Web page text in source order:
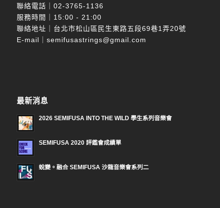
聯絡電話｜ 02-3765-1136
服務時間｜15:00 - 21:00
聯絡地址｜台北市松山區民生東路五段69巷1弄20號
E-mail｜ semifusastrings@gmail.com
最新消息
2026 SEMIFUSA INTO THE WILD 學生系列音樂會
SEMIFUSA 2020 評鑑會成績單
蛻變。融合 SEMIFUSA 沙龍音樂會系列二